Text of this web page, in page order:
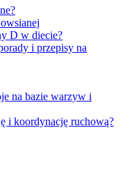
D w diecie?
i przepisy na
na bazie warzyw i
i koordynację ruchową?